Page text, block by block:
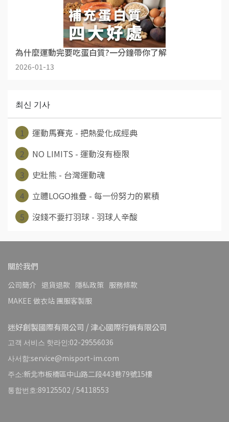
為什麼運動完要吃蛋白質?一分鐘帶你了解
2026-01-13
최신 기사
1
運動馬賽克 - 把熱愛化成經典
2
NO LIMITS - 運動沒有極限
3
史壯熊 - 台灣運動魂
4
立體LOGO推疊 - 每一份努力的累積
5
沒錢不要打羽球 - 羽球人辛酸
關於我們
公司簡介 退貨退款 隱私政策 服務條款
MAKEE 做衣站 團服客製服
迷好創製國際有限公司 / 津心國際行銷有限公司
고객 서비스 핫라인:02-29556036
사서함:service@misport-im.com
주소:新北市板橋區中山路二段443巷79號15樓
통합번호:89125502 / 54118553